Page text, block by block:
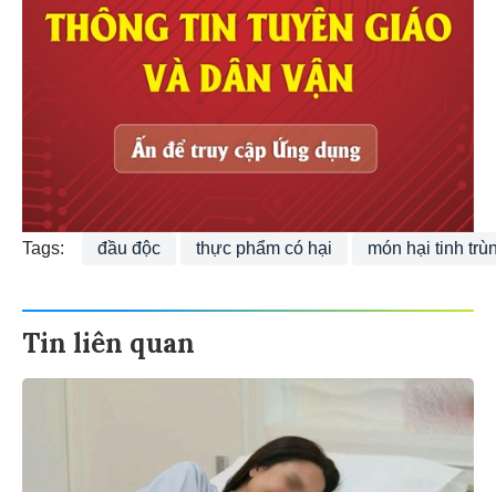
Tags: đầu độc thực phẩm có hại món hại tinh
Tin liên quan